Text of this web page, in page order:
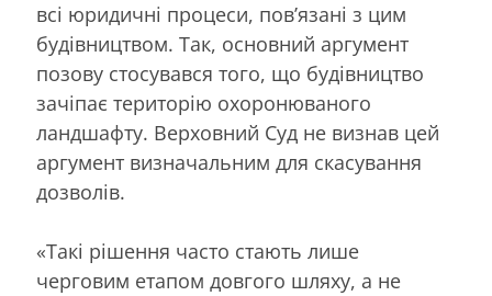
всі юридичні процеси, пов’язані з цим
будівництвом. Так, основний аргумент
позову стосувався того, що будівництво
зачіпає територію охоронюваного
ландшафту. Верховний Суд не визнав цей
аргумент визначальним для скасування
дозволів.
«Такі рішення часто стають лише
черговим етапом довгого шляху, а не